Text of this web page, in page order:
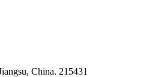
China. 215431